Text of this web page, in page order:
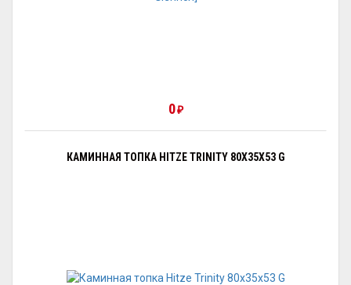
0₽
КАМИННАЯ ТОПКА HITZE TRINITY 80X35X53 G